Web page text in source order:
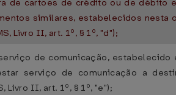
de cartões de crédito ou de débito
similares, estabelecidos nesta
Livro II, art. 1º, § 1º, "d");
de comunicação, estabelecido
serviço de comunicação a
Livro II, art. 1º, § 1º, "e");